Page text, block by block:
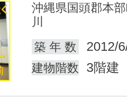
沖縄県国頭郡本
川
築 年 数
2012/
建物階数 3階建